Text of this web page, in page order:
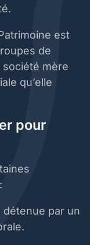
est
de
société mère
qu’elle
pour
détenue par un